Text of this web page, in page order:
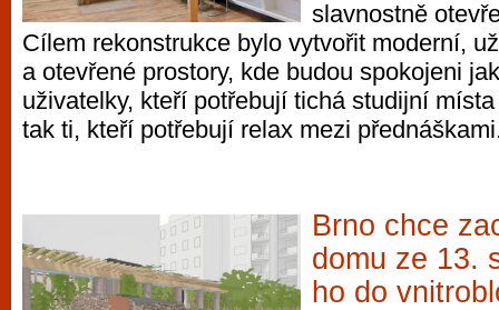
slavnostně
Cílem rekonstrukce bylo vytvořit moderní,
a otevřené prostory, kde budou spokojeni
uživatelky, kteří potřebují tichá studijní
tak ti, kteří potřebují relax mezi
Brno chce
domu ze 13.
ho do